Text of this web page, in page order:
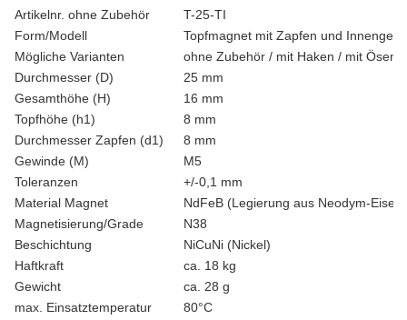
Artikelnr. ohne Zubehör
T-25-TI
Form/Modell
Topfmagnet mit Zapfen und
Mögliche Varianten
ohne Zubehör / mit Haken / mit Ösen
Durchmesser (D)
25 mm
Gesamthöhe (H)
16 mm
Topfhöhe (h1)
8 mm
Durchmesser Zapfen (d1)
8 mm
Gewinde (M)
M5
Toleranzen
+/-0,1 mm
Material Magnet
NdFeB (Legierung aus Neodym-
Magnetisierung/Grade
N38
Beschichtung
NiCuNi (Nickel)
Haftkraft
ca. 18 kg
Gewicht
ca. 28 g
max. Einsatztemperatur
80°C